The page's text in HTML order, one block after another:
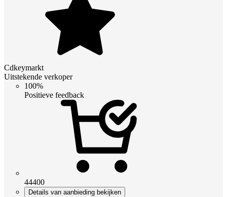
Cdkeymarkt
Uitstekende verkoper
100%
Positieve feedback
44400
Details van aanbieding bekijken